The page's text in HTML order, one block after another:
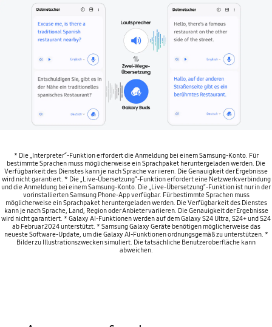
* Die „Interpreter“-Funktion erfordert die Anmeldung bei einem Samsung-Konto. Für
bestimmte Sprachen muss möglicherweise ein Sprachpaket heruntergeladen werden. Die
Verfügbarkeit des Dienstes kann je nach Sprache variieren. Die Genauigkeit der Ergebnisse
wird nicht garantiert. * Die „Live-Übersetzung“-Funktion erfordert eine Netzwerkverbindung
und die Anmeldung bei einem Samsung-Konto. Die „Live-Übersetzung“-Funktion ist nur in der
vorinstallierten Samsung Phone-App verfügbar. Für bestimmte Sprachen muss
möglicherweise ein Sprachpaket heruntergeladen werden. Die Verfügbarkeit des Dienstes
kann je nach Sprache, Land, Region oder Anbieter variieren. Die Genauigkeit der Ergebnisse
wird nicht garantiert. * Galaxy AI-Funktionen werden auf dem Galaxy S24 Ultra, S24+ und S24
ab Februar 2024 unterstützt. * Samsung Galaxy Geräte benötigen möglicherweise das
neueste Software-Update, um die Galaxy AI-Funktionen ordnungsgemäß zu unterstützen. *
Bilder zu Illustrationszwecken simuliert. Die tatsächliche Benutzeroberfläche kann
abweichen.